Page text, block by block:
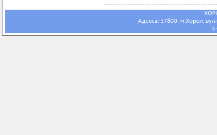
Адреса: 37800, м.Хорол,